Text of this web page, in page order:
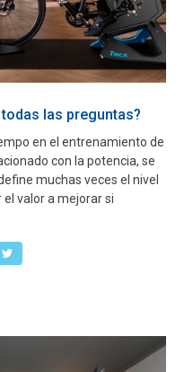
las preguntas?
en el entrenamiento de
con la potencia, se
muchas veces el nivel
valor a mejorar si